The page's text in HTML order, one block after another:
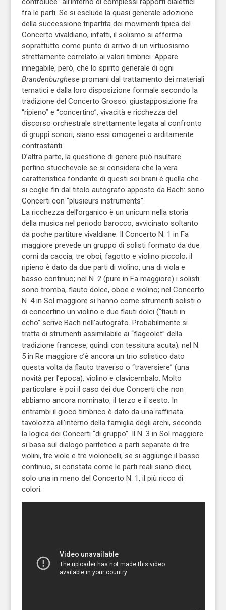
fra le parti. Se si esclude la quasi generale adozione
della successione tripartita dei movimenti tipica del
Concerto vivaldiano, infatti, il solismo si afferma
soprattutto come punto di arrivo di un virtuosismo
strettamente correlato ai valori timbrici. Appare
innegabile, però, che lo spirito generale di ogni
Brandenburghesepromani dal trattamento dei materiali
tematici e dalla loro disposizione formale secondo la
tradizione del Concerto Grosso: giustapposizione fra
“ripieno” e “concertino”, vivacità e ricchezza del
discorso orchestrale strettamente legata al confronto
di gruppi sonori, siano essi omogenei o arditamente
contrastanti.
D’altra parte, la questione di genere può risultare
perfino stucchevole se si considera che la vera
caratteristica fondante di questi sei brani è quella che
si coglie fin dal titolo autografo apposto da Bach: sono
Concerti con “plusieurs instruments”.
La ricchezza dell’organico è un unicum nella storia
della musica nel periodo barocco, avvicinato soltanto
da poche partiture vivaldiane. Il Concerto N. 1 in Fa
maggiore prevede un gruppo di solisti formato da due
corni da caccia, tre oboi, fagotto e violino piccolo; il
ripieno è dato da due parti di violino, una di viola e
basso continuo; nel N. 2 (pure in Fa maggiore) i solisti
sono tromba, flauto dolce, oboe e violino; nel Concerto
N. 4 in Sol maggiore si hanno come strumenti solisti o
di concertino un violino e due flauti dolci (“fiauti in
echo” scrive Bach nell’autografo. Probabilmente si
tratta di strumenti assimilabile ai “flageolet” della
tradizione francese, quindi con tessitura acuta); nel N.
5 in Re maggiore c’è ancora un trio solistico dato
questa volta da flauto traverso o “traversiere” (una
novità per l’epoca), violino e clavicembalo. Molto
particolare è poi il caso dei due Concerti che non
abbiamo ancora nominato, il terzo e il sesto. In
entrambi il gioco timbrico è dato da una raffinata
tavolozza all’interno della famiglia degli archi, secondo
la logica dei Concerti “di gruppo”. Il N. 3 in Sol maggiore
si basa sul dialogo paritetico a parti separate di tre
violini, tre viole e tre violoncelli; se si aggiunge il basso
continuo, si constata come le parti reali siano dieci,
solo una in meno del Concerto N. 1, il più ricco di
colori.